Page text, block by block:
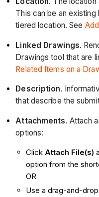
This can be an
tiered location. See
Linked Drawings.
Drawings tool that are
Related Items on a
Description.
that describe the
Attachments. Attach
options:
Click Attach File(s)
option from the
OR
Use a drag-and-